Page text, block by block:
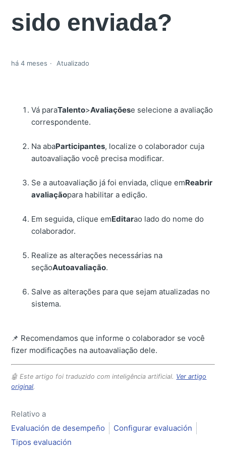
sido enviada?
há 4 meses Atualizado
Vá paraTalento>Avaliaçõese selecione a avaliação
correspondente.
Na abaParticipantes, localize o colaborador cuja
autoavaliação você precisa modificar.
Se a autoavaliação já foi enviada, clique emReabrir
avaliaçãopara habilitar a edição.
Em seguida, clique emEditarao lado do nome do
colaborador.
Realize as alterações necessárias na
seçãoAutoavaliação.
Salve as alterações para que sejam atualizadas no
sistema.
📌 Recomendamos que informe o colaborador se você
fizer modificações na autoavaliação dele.
🤖 Este artigo foi traduzido com inteligência artificial. Ver artigo
original.
Relativo a
Evaluación de desempeño
Configurar evaluación
Tipos evaluación